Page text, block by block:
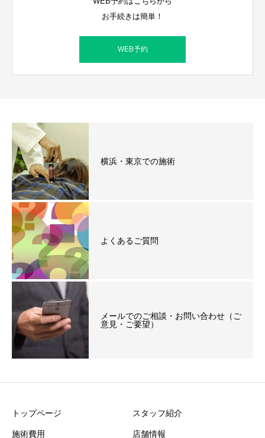
お手続きは簡単！
WEB予約
横浜・東京での施術
よくあるご質問
メールでのご相談・お問い合わせ（ご
意見・ご要望）
トップページ スタッフ紹介
施術費用 店舗情報